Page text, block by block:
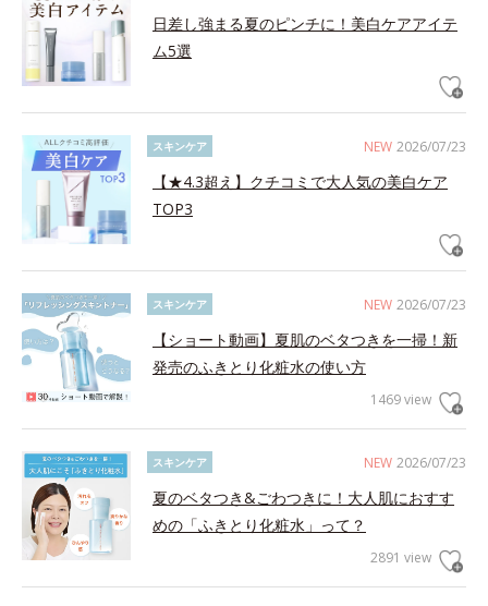
日差し強まる夏のピンチに！美白ケアアイテ
ム5選
NEW 2026/07/23
スキンケア
【★4.3超え】クチコミで大人気の美白ケア
TOP3
NEW 2026/07/23
スキンケア
【ショート動画】夏肌のベタつきを一掃！新
発売のふきとり化粧水の使い方
1469 view
NEW 2026/07/23
スキンケア
夏のベタつき&ごわつきに！大人肌におすす
めの「ふきとり化粧水」って？
2891 view